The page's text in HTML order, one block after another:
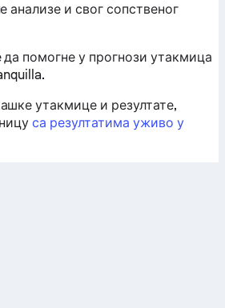
анализе и свог сопственог
помогне у прогнози утакмица
утакмице и резултате,
са резултатима уживо у